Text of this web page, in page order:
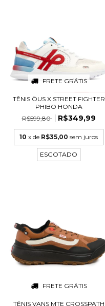
FRETE GRÁTIS
TÊNIS ÖUS X STREET FIGHTER
PHIBO HONDA
R$599,80
R$349,99
10 x de R$35,00 sem juros
ESGOTADO
FRETE GRÁTIS
TÊNIS VANS MTE CROSSPATH